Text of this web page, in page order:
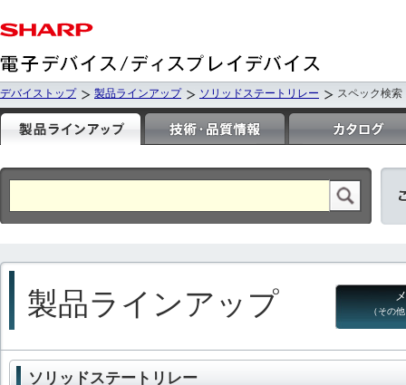
デバイストップ 製品ラインアップ ソリッドステートリレー スペック検索
製品ラインアップ （その
ソリッドステートリレー